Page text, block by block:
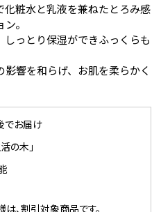
粧水と乳液を兼ねたとろみ感
。
っとり保湿ができふっくらも
響を和らげ、お肌を柔らかく
でお届け
の木」
、割引対象商品です。